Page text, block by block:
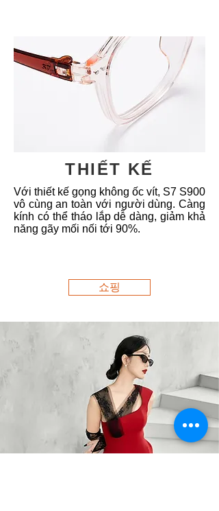
THIẾT KẾ
Với thiết kế gọng không ốc vít, S7 S900
vô cùng an toàn với người dùng. Càng
kính có thể tháo lắp dễ dàng, giảm khả
năng gãy mối nối tới 90%.
쇼핑